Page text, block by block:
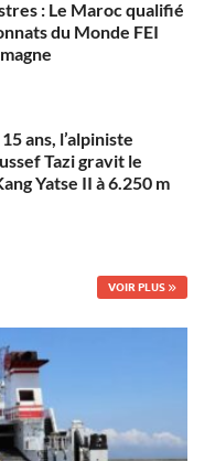
: Le Maroc qualifié
du Monde FEI
ans, l’alpiniste
Tazi gravit le
Yatse II à 6.250 m
VOIR PLUS